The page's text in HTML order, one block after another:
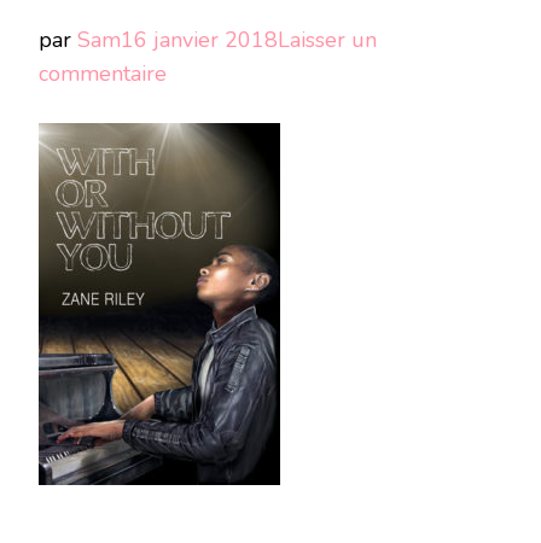
par Sam16 janvier 2018Laisser un
commentaire